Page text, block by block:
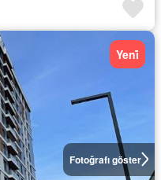
Fotoğrafı göster
Yeni̇